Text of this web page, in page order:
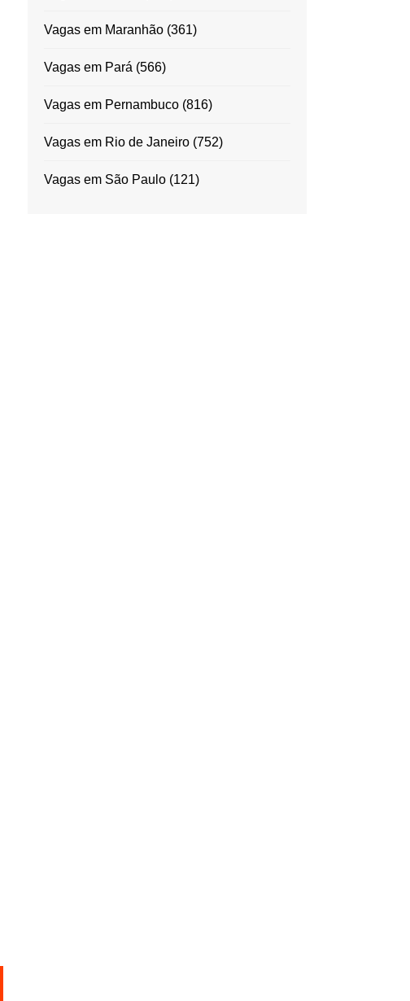
Vagas em Maranhão(361)
Vagas em Pará (566)
Vagas em Pernambuco(816)
Vagas em Rio de Janeiro(752)
Vagas em São Paulo(121)